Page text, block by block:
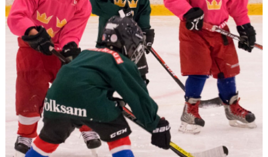
CAFÉET
PARTNERS
PARTNERBROSCHYR
KLUBB 1949
TREKRONAN
KLUBBEN